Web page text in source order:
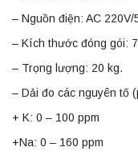
– Nguồn điện: AC
– Kích thước đóng gói:
– Trọng lượng: 20 kg.
– Dải đo các nguyên tố
+ K: 0 – 100 ppm
+Na: 0 – 160 ppm